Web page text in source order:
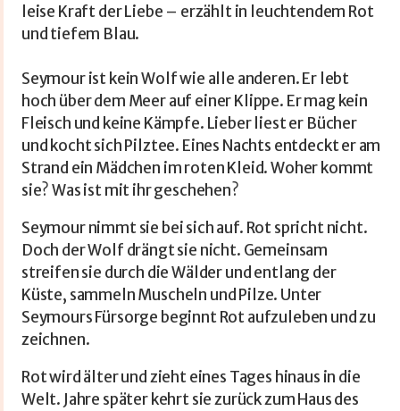
leise Kraft der Liebe – erzählt in leuchtendem Rot
und tiefem Blau.
Seymour ist kein Wolf wie alle anderen. Er lebt
hoch über dem Meer auf einer Klippe. Er mag kein
Fleisch und keine Kämpfe. Lieber liest er Bücher
und kocht sich Pilztee. Eines Nachts entdeckt er am
Strand ein Mädchen im roten Kleid. Woher kommt
sie? Was ist mit ihr geschehen?
Seymour nimmt sie bei sich auf. Rot spricht nicht.
Doch der Wolf drängt sie nicht. Gemeinsam
streifen sie durch die Wälder und entlang der
Küste, sammeln Muscheln und Pilze. Unter
Seymours Fürsorge beginnt Rot aufzuleben und zu
zeichnen.
Rot wird älter und zieht eines Tages hinaus in die
Welt. Jahre später kehrt sie zurück zum Haus des